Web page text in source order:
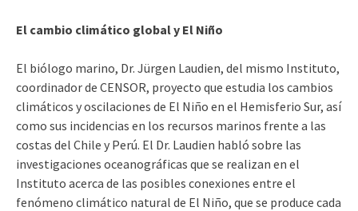
El cambio climático global y El Niño
El biólogo marino, Dr. Jürgen Laudien, del mismo Instituto,
coordinador de CENSOR, proyecto que estudia los cambios
climáticos y oscilaciones de El Niño en el Hemisferio Sur, así
como sus incidencias en los recursos marinos frente a las
costas del Chile y Perú. El Dr. Laudien habló sobre las
investigaciones oceanográficas que se realizan en el
Instituto acerca de las posibles conexiones entre el
fenómeno climático natural de El Niño, que se produce cada